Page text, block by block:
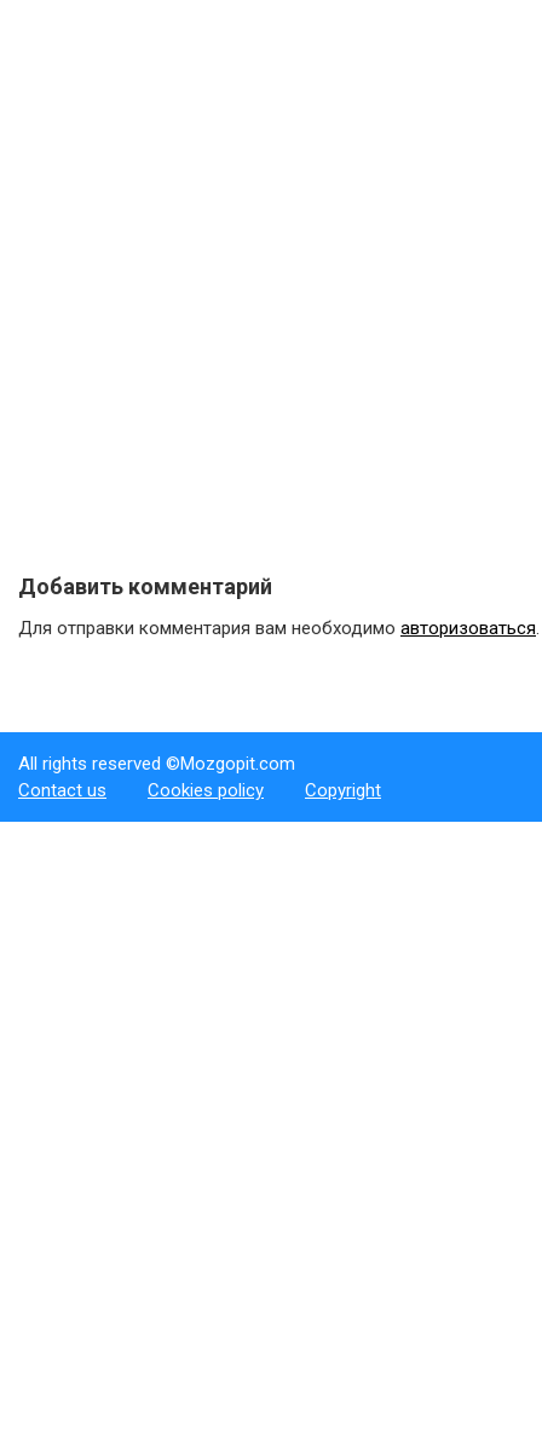
Добавить комментарий
Для отправки комментария вам необходимо авторизоваться.
All rights reserved ©Mozgopit.com
Contact us
Cookies policy Copyright